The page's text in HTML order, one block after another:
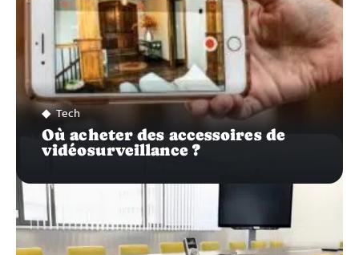
Tech
Où acheter des accessoires de
vidéosurveillance ?